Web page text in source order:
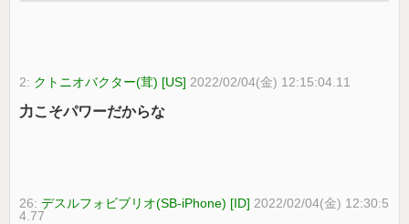
2: クトニオバクター(茸) [US] 2022/02/04(金) 12:15:04.11
力こそパワーだからな
26:デスルフォビブリオ(SB-iPhone) [ID] 2022/02/04(金) 12:30:5
4.77